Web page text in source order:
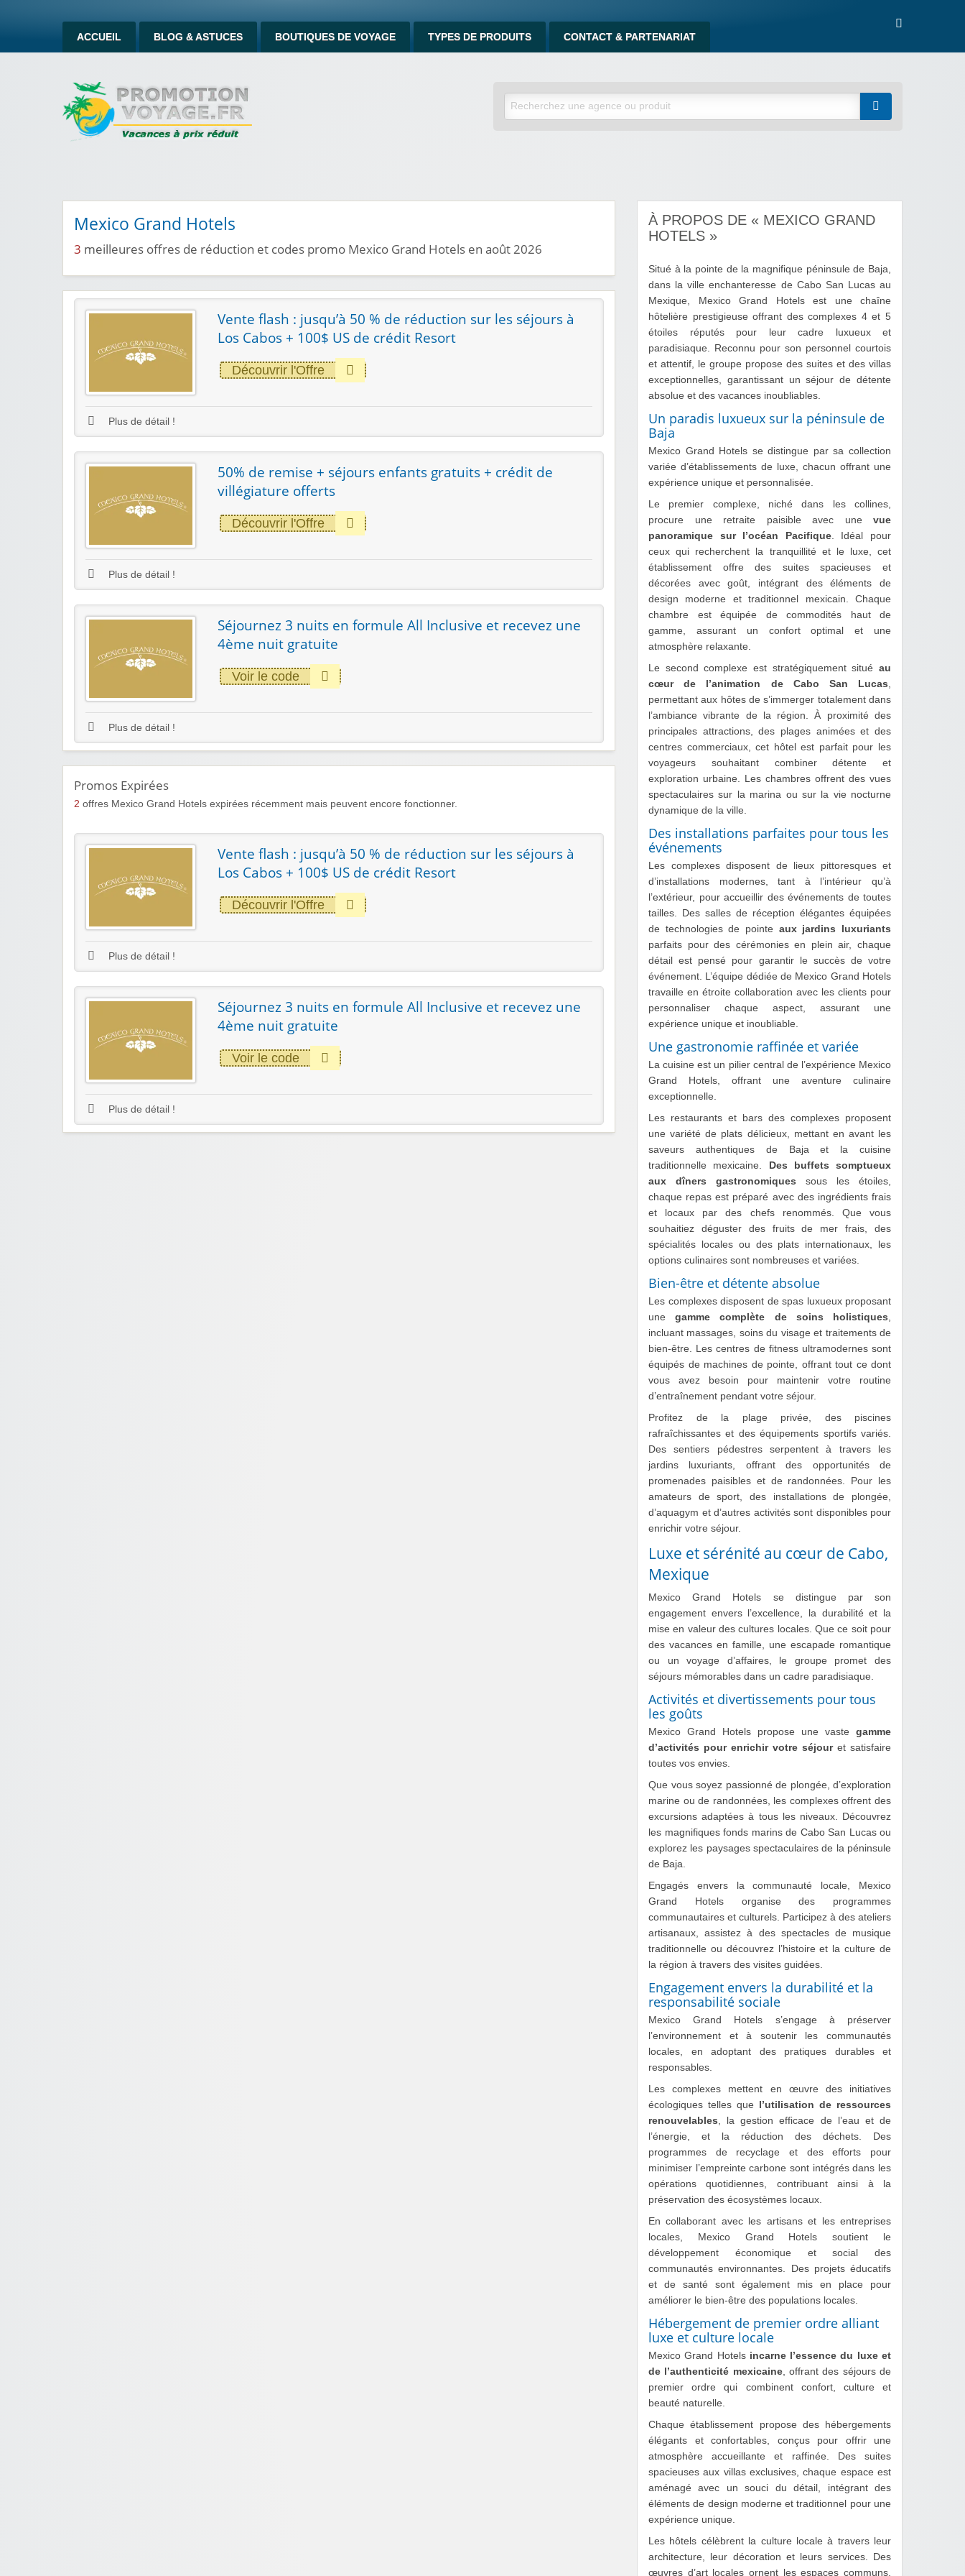
ACCUEIL BLOG & ASTUCES BOUTIQUES DE VOYAGE TYPES DE PRODUITS CONTACT & PARTENARIAT
Mexico Grand Hotels
3 meilleures offres de réduction et codes promo Mexico Grand Hotels en août 2026
Vente flash : jusqu’à 50 % de réduction sur les séjours à
Los Cabos + 100$ US de crédit Resort
Découvrir l'Offre
Plus de détail !
50% de remise + séjours enfants gratuits + crédit de
villégiature offerts
Découvrir l'Offre
Plus de détail !
Séjournez 3 nuits en formule All Inclusive et recevez une
4ème nuit gratuite
Voir le code
Plus de détail !
Promos Expirées
2 offres Mexico Grand Hotels expirées récemment mais peuvent encore fonctionner.
Vente flash : jusqu’à 50 % de réduction sur les séjours à
Los Cabos + 100$ US de crédit Resort
Découvrir l'Offre
Plus de détail !
Séjournez 3 nuits en formule All Inclusive et recevez une
4ème nuit gratuite
Voir le code
Plus de détail !
À PROPOS DE « MEXICO GRAND
HOTELS »
Situé à la pointe de la magnifique péninsule de Baja,
dans la ville enchanteresse de Cabo San Lucas au
Mexique, Mexico Grand Hotels est une chaîne
hôtelière prestigieuse offrant des complexes 4 et 5
étoiles réputés pour leur cadre luxueux et
paradisiaque. Reconnu pour son personnel courtois
et attentif, le groupe propose des suites et des villas
exceptionnelles, garantissant un séjour de détente
absolue et des vacances inoubliables.
Un paradis luxueux sur la péninsule de
Baja
Mexico Grand Hotels se distingue par sa collection
variée d’établissements de luxe, chacun offrant une
expérience unique et personnalisée.
Le premier complexe, niché dans les collines,
procure une retraite paisible avec une vue
panoramique sur l’océan Pacifique. Idéal pour
ceux qui recherchent la tranquillité et le luxe, cet
établissement offre des suites spacieuses et
décorées avec goût, intégrant des éléments de
design moderne et traditionnel mexicain. Chaque
chambre est équipée de commodités haut de
gamme, assurant un confort optimal et une
atmosphère relaxante.
Le second complexe est stratégiquement situé au
cœur de l’animation de Cabo San Lucas,
permettant aux hôtes de s’immerger totalement dans
l’ambiance vibrante de la région. À proximité des
principales attractions, des plages animées et des
centres commerciaux, cet hôtel est parfait pour les
voyageurs souhaitant combiner détente et
exploration urbaine. Les chambres offrent des vues
spectaculaires sur la marina ou sur la vie nocturne
dynamique de la ville.
Des installations parfaites pour tous les
événements
Les complexes disposent de lieux pittoresques et
d’installations modernes, tant à l’intérieur qu’à
l’extérieur, pour accueillir des événements de toutes
tailles. Des salles de réception élégantes équipées
de technologies de pointe aux jardins luxuriants
parfaits pour des cérémonies en plein air, chaque
détail est pensé pour garantir le succès de votre
événement. L’équipe dédiée de Mexico Grand Hotels
travaille en étroite collaboration avec les clients pour
personnaliser chaque aspect, assurant une
expérience unique et inoubliable.
Une gastronomie raffinée et variée
La cuisine est un pilier central de l’expérience Mexico
Grand Hotels, offrant une aventure culinaire
exceptionnelle.
Les restaurants et bars des complexes proposent
une variété de plats délicieux, mettant en avant les
saveurs authentiques de Baja et la cuisine
traditionnelle mexicaine.
Des buffets somptueux
aux dîners gastronomiques sous les étoiles,
chaque repas est préparé avec des ingrédients frais
et locaux par des chefs renommés. Que vous
souhaitiez déguster des fruits de mer frais, des
spécialités locales ou des plats internationaux, les
options culinaires sont nombreuses et variées.
Bien-être et détente absolue
Les complexes disposent de spas luxueux proposant
unegamme complète de soins holistiques,
incluant massages, soins du visage et traitements de
bien-être. Les centres de fitness ultramodernes sont
équipés de machines de pointe, offrant tout ce dont
vous avez besoin pour maintenir votre routine
d’entraînement pendant votre séjour.
Profitez de la plage privée, des piscines
rafraîchissantes et des équipements sportifs variés.
Des sentiers pédestres serpentent à travers les
jardins luxuriants, offrant des opportunités de
promenades paisibles et de randonnées. Pour les
amateurs de sport, des installations de plongée,
d’aquagym et d’autres activités sont disponibles pour
enrichir votre séjour.
Luxe et sérénité au cœur de Cabo,
Mexique
Mexico Grand Hotels se distingue par son
engagement envers l’excellence, la durabilité et la
mise en valeur des cultures locales. Que ce soit pour
des vacances en famille, une escapade romantique
ou un voyage d’affaires, le groupe promet des
séjours mémorables dans un cadre paradisiaque.
Activités et divertissements pour tous
les goûts
Mexico Grand Hotels propose une vaste gamme
d’activités pour enrichir votre séjouret satisfaire
toutes vos envies.
Que vous soyez passionné de plongée, d’exploration
marine ou de randonnées, les complexes offrent des
excursions adaptées à tous les niveaux. Découvrez
les magnifiques fonds marins de Cabo San Lucas ou
explorez les paysages spectaculaires de la péninsule
de Baja.
Engagés envers la communauté locale, Mexico
Grand Hotels organise des programmes
communautaires et culturels. Participez à des ateliers
artisanaux, assistez à des spectacles de musique
traditionnelle ou découvrez l’histoire et la culture de
la région à travers des visites guidées.
Engagement envers la durabilité et la
responsabilité sociale
Mexico Grand Hotels s’engage à préserver
l’environnement et à soutenir les communautés
locales, en adoptant des pratiques durables et
responsables.
Les complexes mettent en œuvre des initiatives
écologiques telles que
l’utilisation de ressources
renouvelables, la gestion efficace de l’eau et de
l’énergie, et la réduction des déchets. Des
programmes de recyclage et des efforts pour
minimiser l’empreinte carbone sont intégrés dans les
opérations quotidiennes, contribuant ainsi à la
préservation des écosystèmes locaux.
En collaborant avec les artisans et les entreprises
locales, Mexico Grand Hotels soutient le
développement économique et social des
communautés environnantes. Des projets éducatifs
et de santé sont également mis en place pour
améliorer le bien-être des populations locales.
Hébergement de premier ordre alliant
luxe et culture locale
Mexico Grand Hotels incarne l’essence du luxe et
de l’authenticité mexicaine, offrant des séjours de
premier ordre qui combinent confort, culture et
beauté naturelle.
Chaque établissement propose des hébergements
élégants et confortables, conçus pour offrir une
atmosphère accueillante et raffinée. Des suites
spacieuses aux villas exclusives, chaque espace est
aménagé avec un souci du détail, intégrant des
éléments de design moderne et traditionnel pour une
expérience unique.
Les hôtels célèbrent la culture locale à travers leur
architecture, leur décoration et leurs services. Des
œuvres d’art locales ornent les espaces communs,